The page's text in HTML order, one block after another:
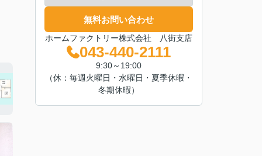
無料お問い合わせ
ホームファクトリー株式会社 八街支店
043-440-2111
9:30～19:00
（休：毎週火曜日・水曜日・夏季休暇・
冬期休暇）